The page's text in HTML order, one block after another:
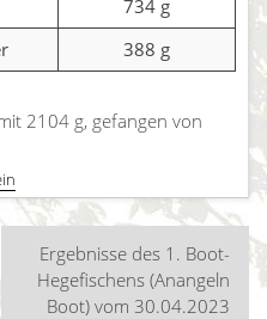
734 g
388 g
2104 g, gefangen von
Ergebnisse des 1. Boot-
Hegefischens (Anangeln
Boot) vom 30.04.2023